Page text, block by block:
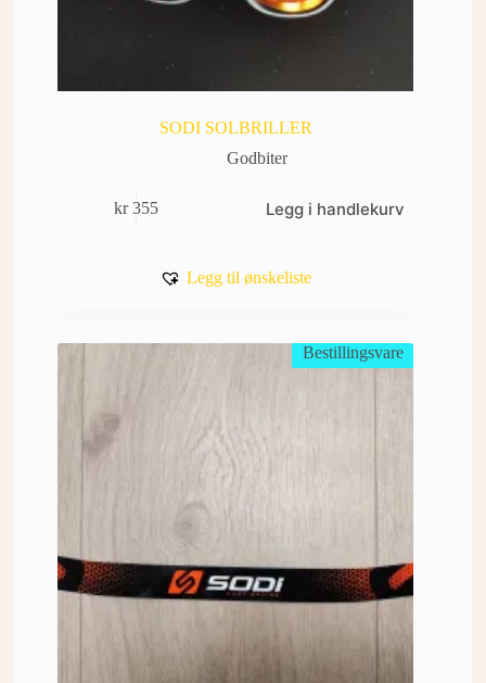
SODI SOLBRILLER
Godbiter
kr355 Legg i handlekurv
Legg til ønskeliste
Bestillingsvare